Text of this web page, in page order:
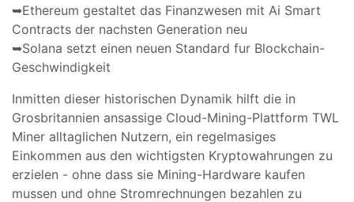
➥Ethereum gestaltet das Finanzwesen mit Ai Smart
Contracts der nachsten Generation neu
➥Solana setzt einen neuen Standard fur Blockchain-
Geschwindigkeit
Inmitten dieser historischen Dynamik hilft die in
Grosbritannien ansassige Cloud-Mining-Plattform TWL
Miner alltaglichen Nutzern, ein regelmasiges
Einkommen aus den wichtigsten Kryptowahrungen zu
erzielen - ohne dass sie Mining-Hardware kaufen
mussen und ohne Stromrechnungen bezahlen zu